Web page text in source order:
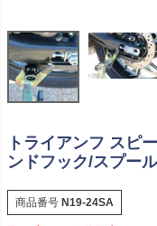
トライアンフ スピ
ンドフック/スプー
商品番号 N19-24SA